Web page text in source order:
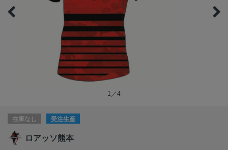
1／4
在庫なし 受注生産
ロアッソ熊本